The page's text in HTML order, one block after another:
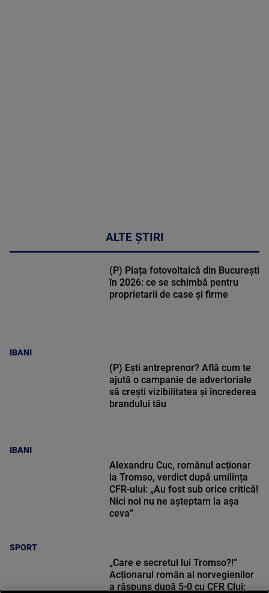
ALTE ȘTIRI
IBANI
(P) Piața fotovoltaică din București
în 2026: ce se schimbă pentru
proprietarii de case și firme
IBANI
(P) Ești antreprenor? Află cum te
ajută o campanie de advertoriale
să crești vizibilitatea și încrederea
brandului tău
SPORT
Alexandru Cuc, românul acționar
la Tromso, verdict după umilința
CFR-ului: „Au fost sub orice critică!
Nici noi nu ne așteptam la așa
ceva”
„Care e secretul lui Tromso?!”
Acționarul român al norvegienilor
a răspuns după 5-0 cu CFR Cluj: